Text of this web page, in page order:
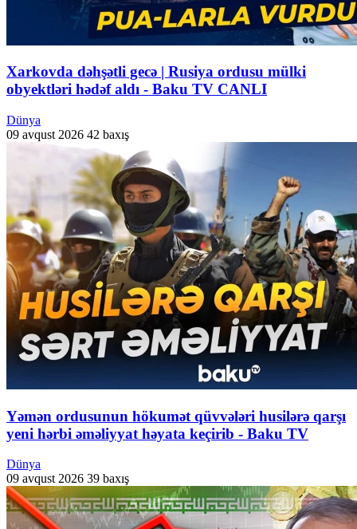
Xarkovda dəhşətli gecə | Rusiya ordusu mülki
obyektləri hədəf aldı - Baku TV CANLI
Dünya
09 avqust 2026 42 baxış
Yəmən ordusunun hökumət qüvvələri husilərə qarşı
yeni hərbi əməliyyat həyata keçirib - Baku TV
Dünya
09 avqust 2026 39 baxış